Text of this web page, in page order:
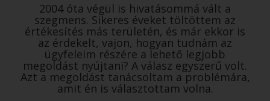
2004 óta végül is hivatásommá vált a
szegmens. Sikeres éveket töltöttem az
értékesítés más területén, és már ekkor is
az érdekelt, vajon, hogyan tudnám az
ügyfeleim részére a lehető legjobb
megoldást nyújtani? A válasz egyszerű volt.
Azt a megoldást tanácsoltam a problémára,
amit én is választottam volna.